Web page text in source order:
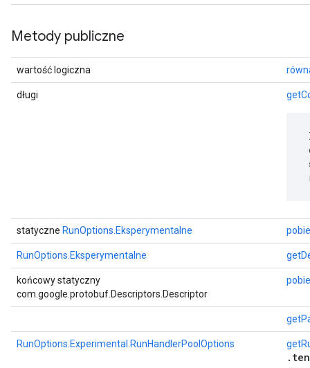
Metody publiczne
wartość logiczna
długi
statyczne RunOptions.Eksperymentalne
RunOptions.Eksperymentalne
końcowy statyczny
com.google.protobuf.Descriptors.Descriptor
RunOptions.Experimental.RunHandlerPoolOptions